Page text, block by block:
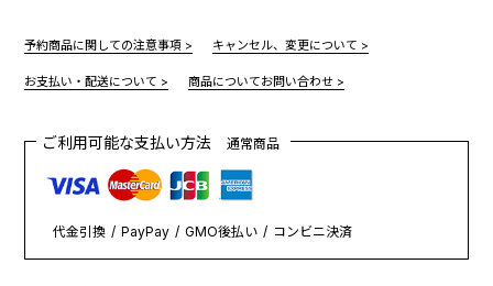
予約商品に関しての注意事項 > キャンセル、変更について >
お支払い・配送について > 商品についてお問い合わせ >
ご利用可能な支払い方法通常商品
代金引換 PayPay GMO後払い コンビニ決済